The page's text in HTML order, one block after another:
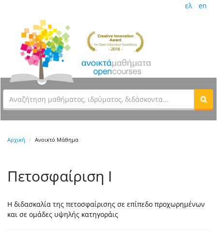
ελ en
Αρχική Ανοικτό Μάθημα
Πετοσφαίριση Ι
Η διδασκαλία της πετοσφαίρισης σε επίπεδο προχωρημένων
και σε ομάδες υψηλής κατηγοράις